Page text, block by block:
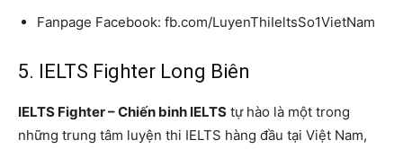
Fanpage Facebook: fb.com/LuyenThiIeltsSo1VietNam
5. IELTS Fighter Long Biên
IELTS Fighter – Chiến binh IELTS tự hào là một trong
những trung tâm luyện thi IELTS hàng đầu tại Việt Nam,